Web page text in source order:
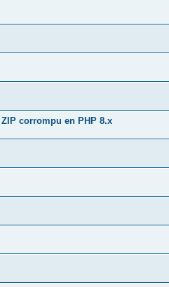
corrompu en PHP 8.x